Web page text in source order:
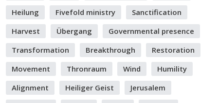
Heilung
Fivefold ministry
Sanctification
Harvest
Übergang
Governmental presence
Transformation
Breakthrough
Restoration
Movement
Thronraum Wind
Humility
Alignment
Heiliger Geist
Jerusalem